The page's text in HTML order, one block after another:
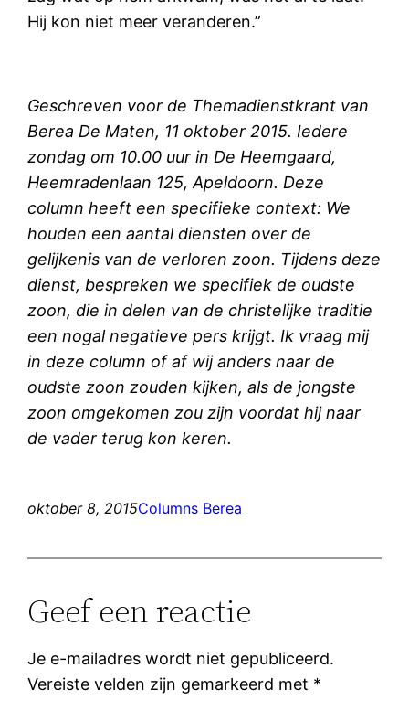
Hij kon niet meer veranderen.”
Geschreven voor de Themadienstkrant van
Berea De Maten, 11 oktober 2015. Iedere
zondag om 10.00 uur in De Heemgaard,
Heemradenlaan 125, Apeldoorn. Deze
column heeft een specifieke context: We
houden een aantal diensten over de
gelijkenis van de verloren zoon. Tijdens deze
dienst, bespreken we specifiek de oudste
zoon, die in delen van de christelijke traditie
een nogal negatieve pers krijgt. Ik vraag mij
in deze column of af wij anders naar de
oudste zoon zouden kijken, als de jongste
zoon omgekomen zou zijn voordat hij naar
de vader terug kon keren.
oktober 8, 2015Columns Berea
Geef een reactie
Je e-mailadres wordt niet gepubliceerd.
Vereiste velden zijn gemarkeerd met *